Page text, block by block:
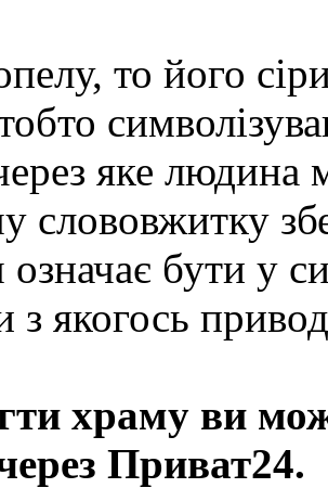
то його
яке людина
слововжитку
бути у
з якогось
храму ви
Приват24.